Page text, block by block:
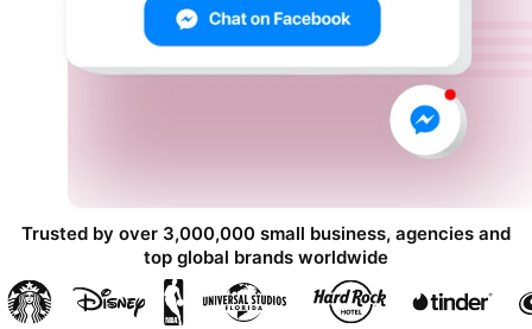
Trusted by over 3,000,000 small business, agencies and
top global brands worldwide